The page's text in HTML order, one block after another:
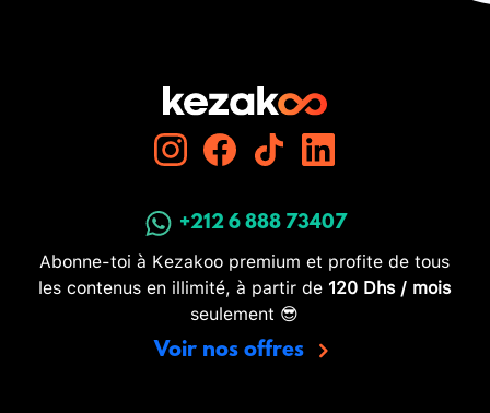
+212 6 888 73407
Abonne-toi à Kezakoo premium et profite de tous
les contenus en illimité, à partir de 120 Dhs / mois
seulement 😎
Voir nos offres